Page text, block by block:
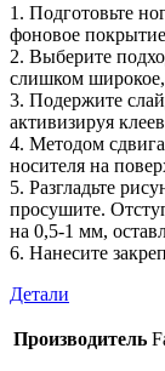
1. Подготовьте
фоновое
2. Выберите
слишком
3. Подержите
активизируя
4. Методом
носителя на
5. Разгладьте
просушите.
на 0,5-1 мм,
6. Нанесите
Детали
Производитель